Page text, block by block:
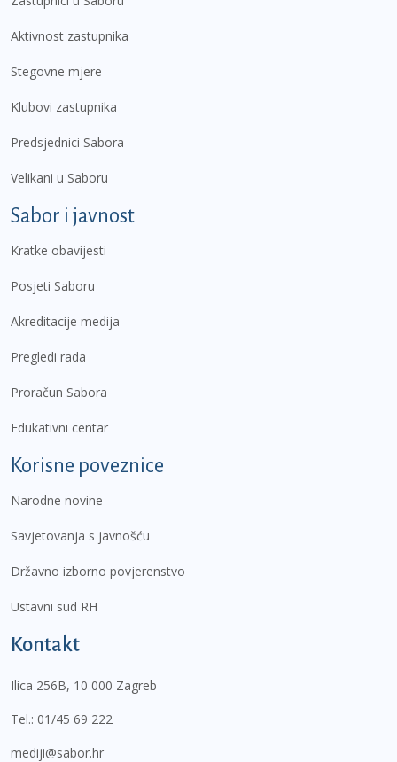
Aktivnost zastupnika
Stegovne mjere
Klubovi zastupnika
Predsjednici Sabora
Velikani u Saboru
Sabor i javnost
Kratke obavijesti
Posjeti Saboru
Akreditacije medija
Pregledi rada
Proračun Sabora
Edukativni centar
Korisne poveznice
Narodne novine
Savjetovanja s javnošću
Državno izborno povjerenstvo
Ustavni sud RH
Kontakt
Ilica 256B, 10 000 Zagreb
Tel.: 01/45 69 222
mediji@sabor.hr